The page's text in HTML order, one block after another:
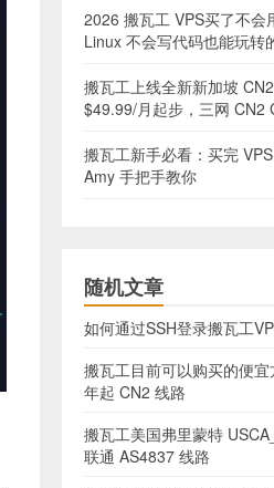
2026 搬瓦工 VPS买了不会
Linux 不会写代码也能玩转
搬瓦工上线全新新加坡
$49.99/月起步，三网 CN2
搬瓦工新手必看：买完
Amy 手把手教你
随机文章
如何通过SSH登录搬瓦工
搬瓦工目前可以购买的便
年起 CN2 线路
搬瓦工美国弗里蒙特
联通 AS4837 线路